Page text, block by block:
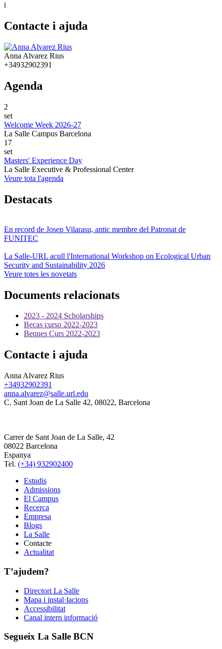
i
Contacte i ajuda
Anna Alvarez Rius
+34932902391
Agenda
2
set
Welcome Week 2026-27
La Salle Campus Barcelona
17
set
Masters' Experience Day
La Salle Executive & Professional Center
Veure tota l'agenda
Destacats
En record de Josep Vilarasu, antic membre del Patronat de
FUNITEC
La Salle-URL acull l'International Workshop on Ecological Urban
Security and Sustainability 2026
Veure totes les novetats
Documents relacionats
2023 - 2024 Scholarships
Becas curso 2022-2023
Beques Curs 2022-2023
Contacte i ajuda
Anna Alvarez Rius
+34932902391
anna.alvarez@salle.url.edu
C. Sant Joan de La Salle 42, 08022, Barcelona
Carrer de Sant Joan de La Salle, 42
08022 Barcelona
Espanya
Tel. (+34) 932902400
Estudis
Admissions
El Campus
Recerca
Empresa
Blogs
La Salle
Contacte
Actualitat
T’ajudem?
Directori La Salle
Mapa i instal·lacions
Accessibilitat
Canal intern informació
Segueix La Salle BCN